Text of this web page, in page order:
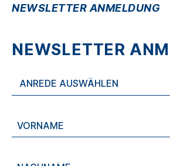
NEWSLETTER ANMELDUNG
NEWSLETTER